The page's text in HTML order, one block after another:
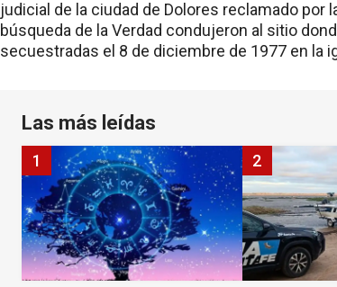
judicial de la ciudad de Dolores reclamado por
búsqueda de la Verdad condujeron al sitio
secuestradas el 8 de diciembre de 1977 en la
Las más leídas
1 2